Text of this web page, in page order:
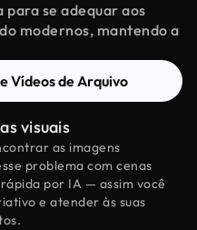
se adequar aos
modernos, mantendo a
Vídeos de Arquivo
visuais
as imagens
problema com cenas
por IA — assim você
e atender às suas